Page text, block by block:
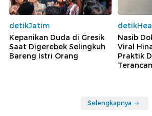
detikJatim
Kepanikan Duda di Gresik
Saat Digerebek Selingkuh
Bareng Istri Orang
Nasib
Viral
Praktik
Selengkapnya